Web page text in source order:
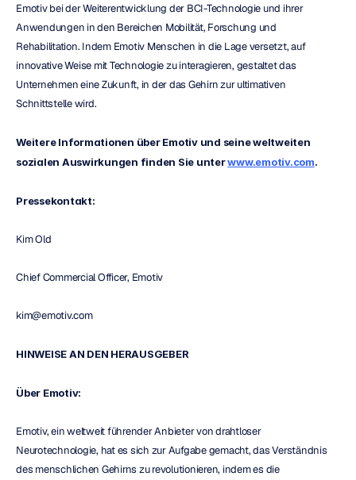
Emotiv bei der Weiterentwicklung der BCI-Technologie und ihrer
Anwendungen in den Bereichen Mobilität, Forschung und
Rehabilitation. Indem Emotiv Menschen in die Lage versetzt, auf
innovative Weise mit Technologie zu interagieren, gestaltet das
Unternehmen eine Zukunft, in der das Gehirn zur ultimativen
Schnittstelle wird.
Weitere Informationen über Emotiv und seine weltweiten
sozialen Auswirkungen finden Sie unter www.emotiv.com.
Pressekontakt:
Kim Old
Chief Commercial Officer, Emotiv
kim@emotiv.com
HINWEISE AN DEN HERAUSGEBER
Über Emotiv:
Emotiv, ein weltweit führender Anbieter von drahtloser
Neurotechnologie, hat es sich zur Aufgabe gemacht, das Verständnis
des menschlichen Gehirns zu revolutionieren, indem es die